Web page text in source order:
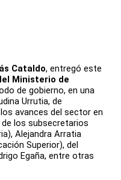
Cataldo, entregó este
Ministerio de
de gobierno, en una
Urrutia, de
avances del sector en
los subsecretarios
Alejandra Arratia
Superior), del
Egaña, entre otras